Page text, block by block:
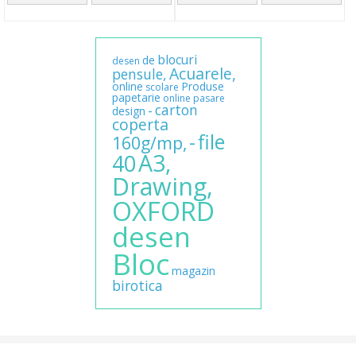
desen de blocuri
pensule,Acuarele,
online scolare Produse
papetarie online pasare
design -carton
coperta
160g/mp,-file
40A3,
Drawing,
OXFORD
desen
Bloc magazin
birotica